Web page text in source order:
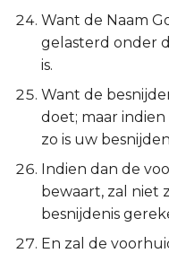
Want de Naam
gelasterd onder
is.
Want de
doet; maar
zo is uw
Indien dan de
bewaart, zal niet
besnijdenis
En zal de